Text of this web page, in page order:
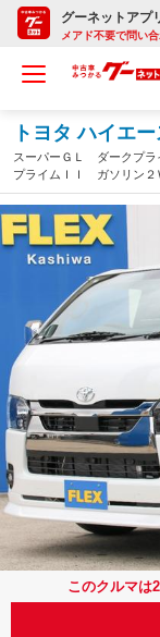
グーネットアプ
メアド不要で問い
トヨタ ハイエ
スーパーＧＬ ダークプ
プライムＩＩ ガソリン
車 アルパインＢＩＧ－
ライドドア フロントス
京都）
このクルマは